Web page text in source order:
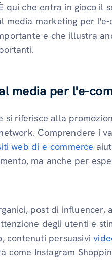
che entra in gioco il
media marketing per
e che illustra
media per l'e-
riferisce alla
Comprendere i
web di e-commerce
ma anche per
post di influencer,
degli utenti e
contenuti persuasivi
come Instagram